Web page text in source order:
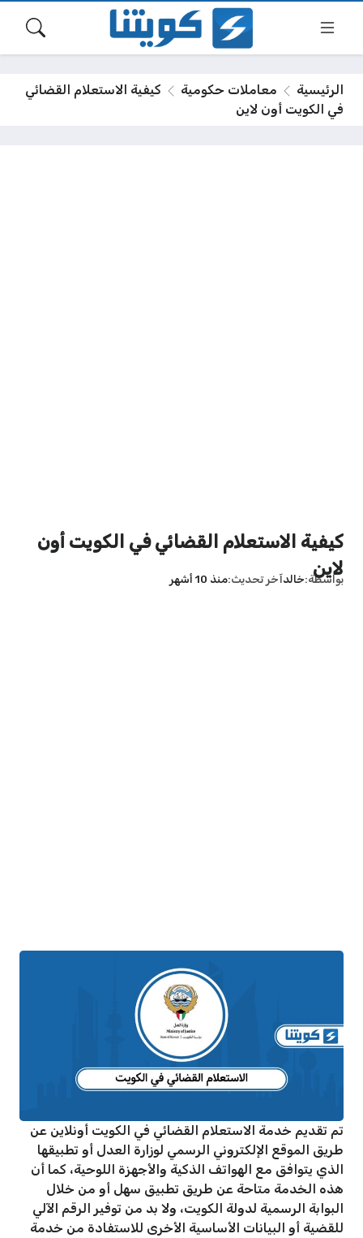
الرئيسية معاملات حكومية
كيفية الاستعلام القضائي
في الكويت أون لاين
كيفية الاستعلام القضائي في الكويت أون
لاين
بواسطة خالدآخر تحديث منذ 10 أشهر
تم تقديم خدمة الاستعلام القضائي في الكويت أونلاين عن
طريق الموقع الإلكتروني الرسمي لوزارة العدل أو تطبيقها
الذي يتوافق مع الهواتف الذكية والأجهزة اللوحية، كما أن
هذه الخدمة متاحة عن طريق تطبيق سهل أو من خلال
البوابة الرسمية لدولة الكويت، ولا بد من توفير الرقم الآلي
للقضية أو البيانات الأساسية الأخرى للاستفادة من خدمة